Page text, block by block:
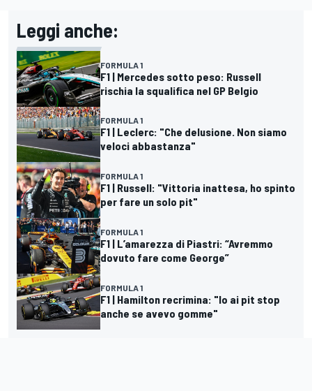
Leggi anche:
FORMULA 1
F1 | Mercedes sotto peso: Russell
rischia la squalifica nel GP Belgio
FORMULA 1
F1 | Leclerc: "Che delusione. Non siamo
veloci abbastanza"
FORMULA 1
F1 | Russell: "Vittoria inattesa, ho spinto
per fare un solo pit"
FORMULA 1
F1 | L’amarezza di Piastri: “Avremmo
dovuto fare come George”
FORMULA 1
F1 | Hamilton recrimina: "Io ai pit stop
anche se avevo gomme"